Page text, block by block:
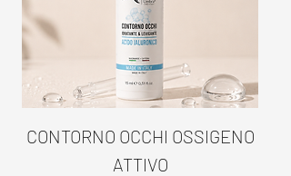
CONTORNO OCCHI OSSIGENO
ATTIVO